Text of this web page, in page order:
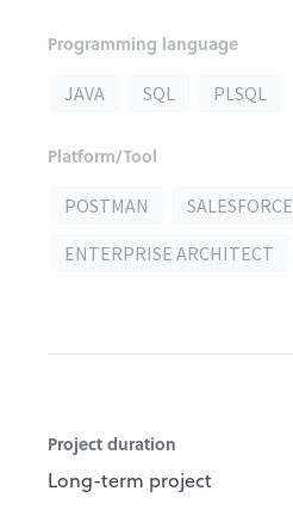
Programming language
JAVA SQL PLSQL
Platform/Tool
POSTMAN SALESFORCE
ENTERPRISE ARCHITECT
Project duration
Long-term project